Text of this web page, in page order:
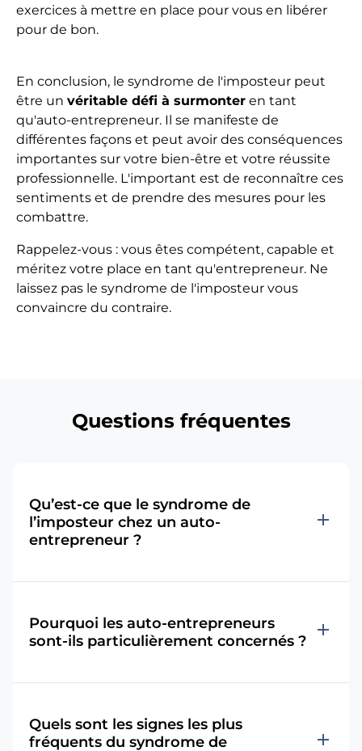
exercices à mettre en place pour vous en libérer
pour de bon.
En conclusion, le syndrome de l'imposteur peut
être un véritable défi à surmonter en tant
qu'auto-entrepreneur. Il se manifeste de
différentes façons et peut avoir des conséquences
importantes sur votre bien-être et votre réussite
professionnelle. L'important est de reconnaître ces
sentiments et de prendre des mesures pour les
combattre.
Rappelez-vous : vous êtes compétent, capable et
méritez votre place en tant qu'entrepreneur. Ne
laissez pas le syndrome de l'imposteur vous
convaincre du contraire.
Questions fréquentes
Qu’est-ce que le syndrome de
l’imposteur chez un auto-
entrepreneur ?
add
Pourquoi les auto-entrepreneurs
sont-ils particulièrement concernés ?
add
Quels sont les signes les plus
fréquents du syndrome de
add